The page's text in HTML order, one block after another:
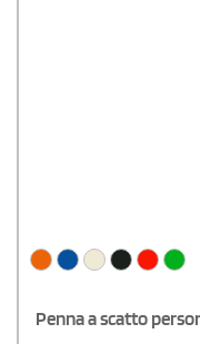
Penna a scatto